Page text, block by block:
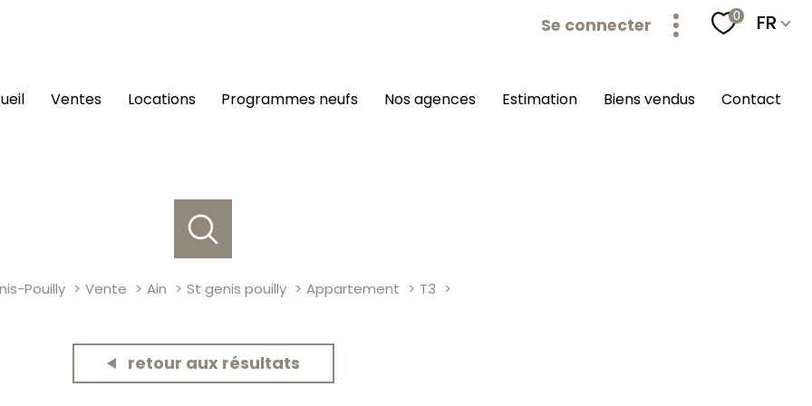
Se connecter 0 Langue
FR
ventes locations programmes neufs nos agences estimation biens vendus contact
Pouilly Vente Ain St genis pouilly Appartement T3
retour aux résultats